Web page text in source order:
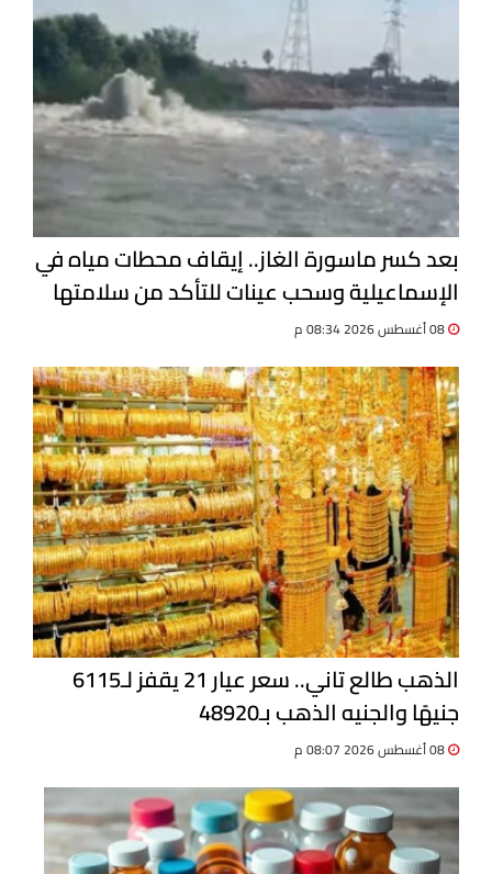
بعد كسر ماسورة الغاز.. إيقاف محطات مياه في
الإسماعيلية وسحب عينات للتأكد من سلامتها
الذهب طالع تاني.. سعر عيار 21 يقفز لـ6115
جنيهًا والجنيه الذهب بـ48920